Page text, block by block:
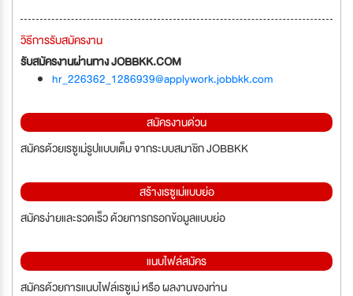
วิธีการรับสมัครงาน
รับสมัครงานผ่านทาง JOBBKK.COM
hr_226362_1286939@applywork.jobbkk.com
สมัครงานด่วน
สมัครด้วยเรซูเม่รูปแบบเต็ม จากระบบสมาชิก JOBBKK
สร้างเรซูเม่แบบย่อ
สมัครง่ายและรวดเร็ว ด้วยการกรอกข้อมูลแบบย่อ
แนบไฟล์สมัคร
สมัครด้วยการแนบไฟล์เรซูเม่ หรือ ผลงานของท่าน